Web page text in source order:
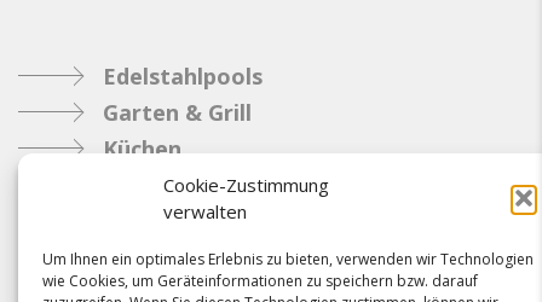
Cookie-Zustimmung
verwalten
Um Ihnen ein optimales Erlebnis zu bieten, verwenden wir Technologien
wie Cookies, um Geräteinformationen zu speichern bzw. darauf
Edelstahlpools
Garten & Grill
Küchen
Metallbau
Industrie
Referenzen